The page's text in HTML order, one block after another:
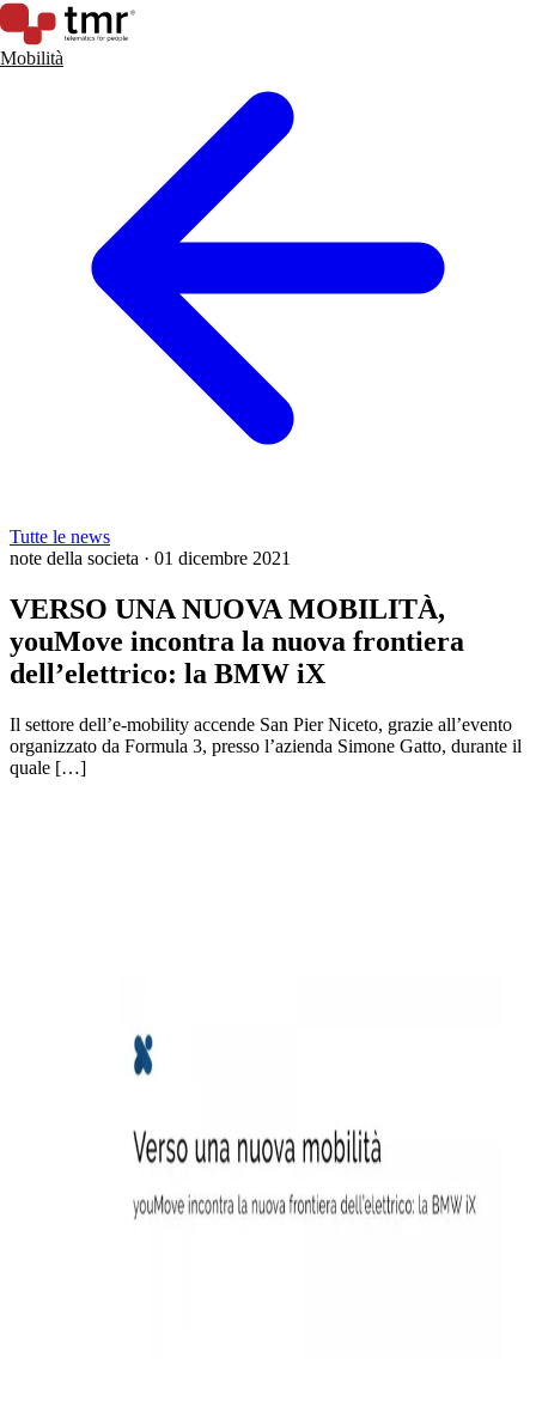
Mobilità
Tutte le news
note della societa · 01 dicembre 2021
VERSO UNA NUOVA MOBILITÀ,
youMove incontra la nuova frontiera
dell’elettrico: la BMW iX
Il settore dell’e-mobility accende San Pier Niceto, grazie all’evento
organizzato da Formula 3, presso l’azienda Simone Gatto, durante il
quale […]